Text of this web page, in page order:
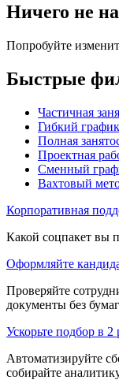
Ничего не
Попробуйте
Быстрые
Частичная
Гибкий график
Полная
Проектная
Сменный
Вахтовый
Корпоративная
Какой соцпакет вы
Оформляйте
Проверяйте
документы без
Ускорьте подбор в 2
Автоматизируйте
собирайте